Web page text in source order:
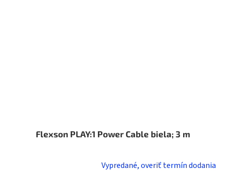
Flexson PLAY:1 Power Cable biela; 3 m
Vypredané, overiť termín dodania